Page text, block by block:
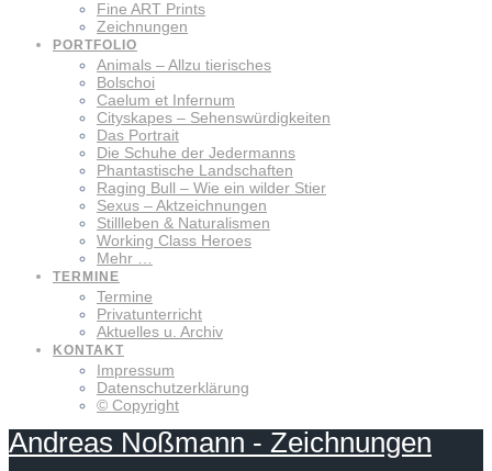
Fine ART Prints
Zeichnungen
PORTFOLIO
Animals – Allzu tierisches
Bolschoi
Caelum et Infernum
Cityskapes – Sehenswürdigkeiten
Das Portrait
Die Schuhe der Jedermanns
Phantastische Landschaften
Raging Bull – Wie ein wilder Stier
Sexus – Aktzeichnungen
Stillleben & Naturalismen
Working Class Heroes
Mehr …
TERMINE
Termine
Privatunterricht
Aktuelles u. Archiv
KONTAKT
Impressum
Datenschutzerklärung
© Copyright
Andreas Noßmann - Zeichnungen